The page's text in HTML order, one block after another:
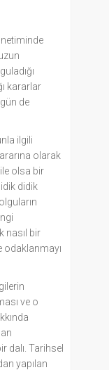
kararlar
de
ilgili
olarak
olsa bir
didik
nasıl bir
ve o
dalı. Tarihsel
yapılan